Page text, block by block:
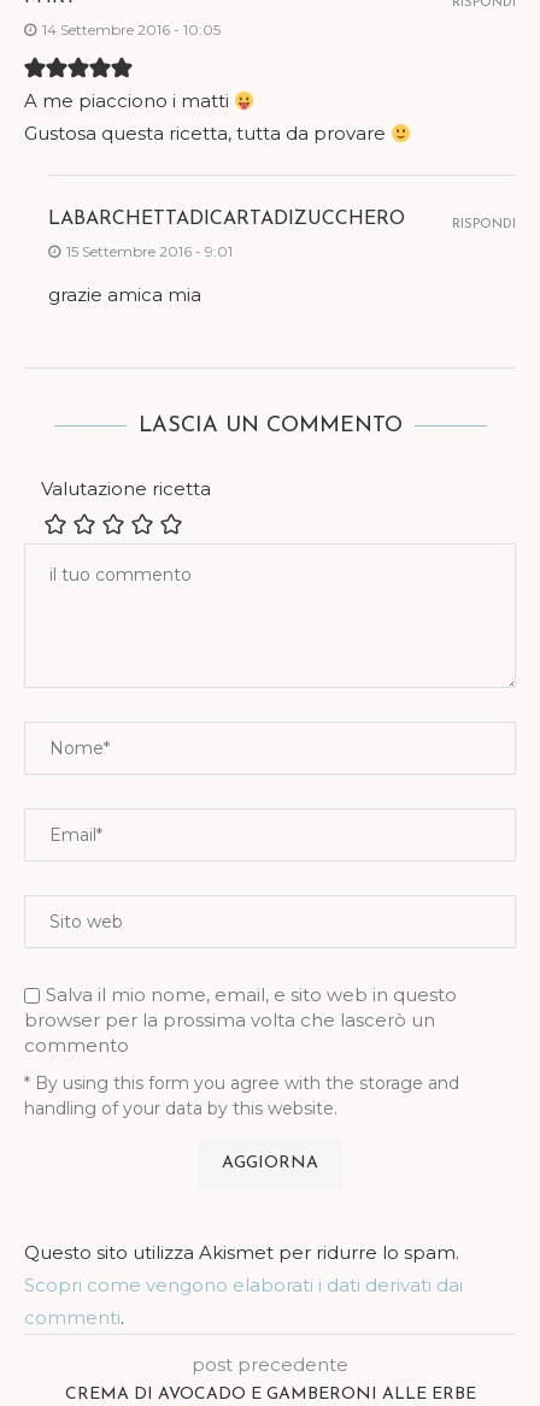
14 Settembre 2016 - 10:05
A me piacciono i matti
Gustosa questa ricetta, tutta da provare
RISPONDI
LABARCHETTADICARTADIZUCCHERO
15 Settembre 2016 - 9:01
grazie amica mia
RISPONDI
LASCIA UN COMMENTO
Valutazione ricetta
Salva il mio nome, email, e sito web in questo
browser per la prossima volta che lascerò un
commento
* By using this form you agree with the storage and
handling of your data by this website.
Questo sito utilizza Akismet per ridurre lo spam.
Scopri come vengono elaborati i dati derivati dai
commenti.
post precedente
CREMA DI AVOCADO E GAMBERONI ALLE ERBE